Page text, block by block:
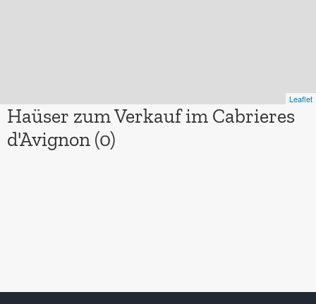
Leaflet
Haüser zum Verkauf im Cabrieres
d'Avignon (0)